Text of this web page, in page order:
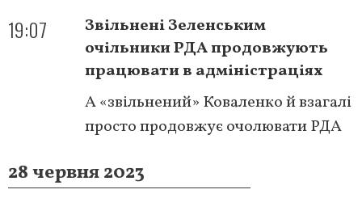
19:07
Звільнені Зеленським
очільники РДА продовжують
працювати в адміністраціях
А «звільнений» Коваленко й взагалі
просто продовжує очолювати РДА
28 червня 2023